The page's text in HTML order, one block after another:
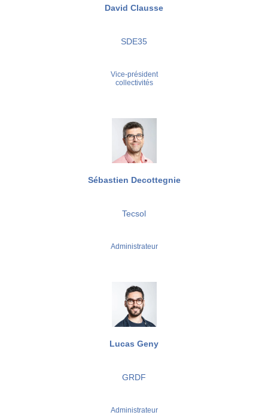
David Clausse
SDE35
Vice-président
collectivités
Sébastien Decottegnie
Tecsol
Administrateur
Lucas Geny
GRDF
Administrateur